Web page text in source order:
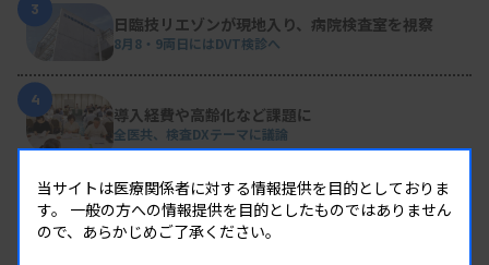
3
日臨技リエゾンが現地入り、病院検査室を視察
8月8・9両日にはDVT検診へ
4
導入経費や高齢化など課題に
全医共、検査DXテーマに議論
5
2026年度学術推進プロジェクトを決定
検査医学会
当サイトは医療関係者に対する情報提供を目的としておりま
す。 一般の方への情報提供を目的としたものではありません
ので、あらかじめご了承ください。